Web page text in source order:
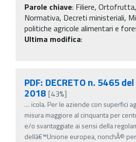
Parole chiave: Filiere, Ortofrutta,
Normativa, Decreti ministeriali,
politiche agricole alimentari e
Ultima modifica:
PDF: DECRETO n. 5465
2018 [43%]
… icola. Per le aziende con superfici
misura maggiore al cinquanta per
e/o svantaggiate ai sensi della
dellâ€™Unione europea, nonchÃ©